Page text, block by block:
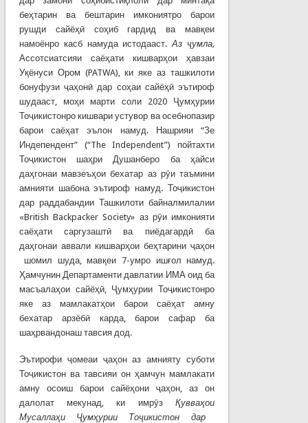
беҳтарин ва бештарин имкониятро барои
рушди сайёҳӣ соҳиб гардид ва мавқеи
намоёнро касб намуда истодааст.Аз ҷумла,
Ассотсиатсияи саёҳати кишварҳои ҳавзаи
Уқёнуси Ором (PATWA), ки яке аз ташкилоти
бонуфузи ҷаҳонӣ дар соҳаи сайёҳӣ эътироф
шудааст, моҳи марти соли 2020 Ҷумҳурии
Тоҷикистонро кишвари устувор ва осебнопазир
барои саёҳат эълон намуд. Нашрияи “Зе
Индепендент” (“The Independent”) пойтахти
Тоҷикистон шаҳри Душанберо ба ҳайси
даҳгонаи мавзеъҳои бехатар аз рӯи таъмини
амнияти шабона эътироф намуд. Тоҷикистон
дар раддабандии Ташкилоти байналмилалии
«British Backpacker Society» аз рӯи имконияти
саёҳати саргузаштӣ ва пиёдагардӣ ба
даҳгонаи аввали кишварҳои беҳтарини ҷаҳон
шомил шуда, мавқеи 7-умро ишғол намуд.
Ҳамчунин Департаменти давлатии ИМА оид ба
масъалаҳои сайёҳӣ, Ҷумҳурии Тоҷикистонро
яке аз мамлакатҳои барои саёҳат амну
бехатар арзёбӣ карда, барои сафар ба
шаҳрвандонаш тавсия дод.
Эътирофи ҷомеаи ҷаҳон аз амнияту суботи
Тоҷикистон ва тавсияи он ҳамчун мамлакати
амну осоиш барои сайёҳони ҷаҳон, аз он
далолат мекунад, ки имрӯзҚувваҳои
Мусаллаҳи Ҷумҳурии Тоҷикистон дар